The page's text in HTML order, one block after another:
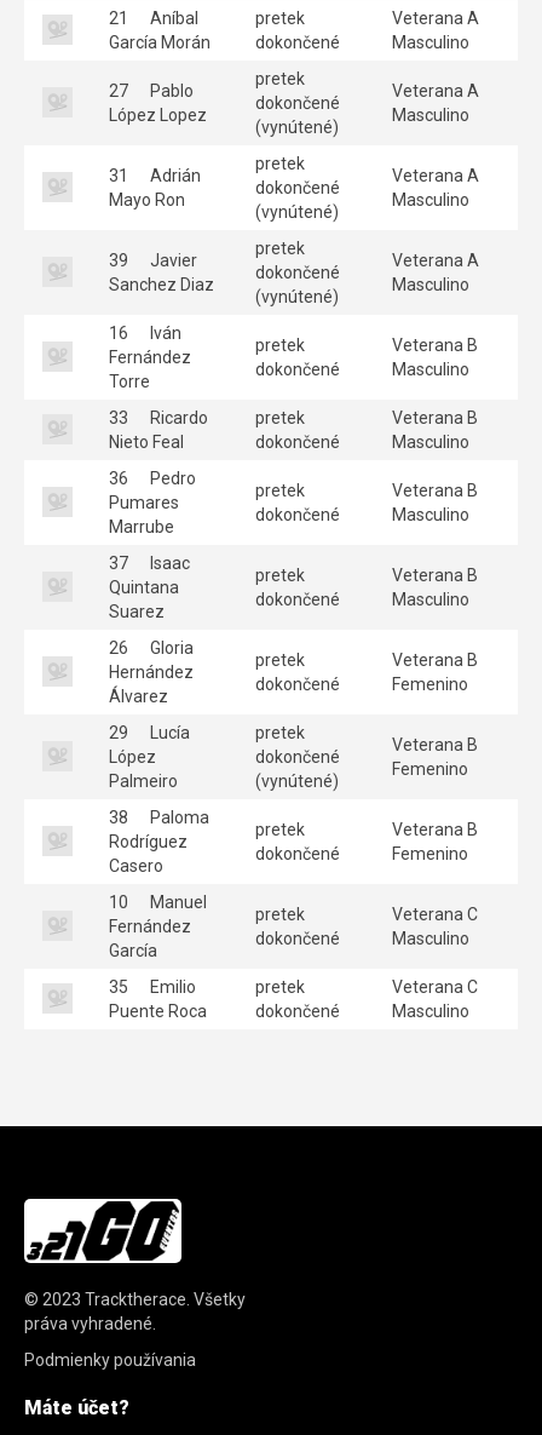
21
Aníbal
García Morán
pretek
dokončené
Veterana A
Masculino
27
Pablo
López Lopez
pretek
dokončené
(vynútené)
Veterana A
Masculino
31
Adrián
Mayo Ron
pretek
dokončené
(vynútené)
Veterana A
Masculino
39
Javier
Sanchez Diaz
pretek
dokončené
(vynútené)
Veterana A
Masculino
16
Iván
Fernández
Torre
pretek
dokončené
Veterana B
Masculino
33
Ricardo
Nieto Feal
pretek
dokončené
Veterana B
Masculino
36
Pedro
Pumares
Marrube
pretek
dokončené
Veterana B
Masculino
37
Isaac
Quintana
Suarez
pretek
dokončené
Veterana B
Masculino
26
Gloria
Hernández
Álvarez
pretek
dokončené
Veterana B
Femenino
29
Lucía
López
Palmeiro
pretek
dokončené
(vynútené)
Veterana B
Femenino
38
Paloma
Rodríguez
Casero
pretek
dokončené
Veterana B
Femenino
10
Manuel
Fernández
García
pretek
dokončené
Veterana C
Masculino
35
Emilio
Puente Roca
pretek
dokončené
Veterana C
Masculino
© 2023 Tracktherace Všetky
práva vyhradené.
Podmienky používania
Máte účet?